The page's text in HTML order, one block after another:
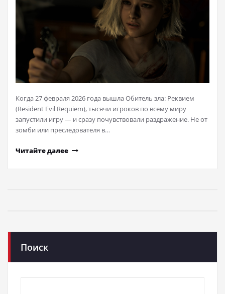
Когда 27 февраля 2026 года вышла Обитель зла: Реквием
(Resident Evil Requiem), тысячи игроков по всему миру
запустили игру — и сразу почувствовали раздражение. Не от
зомби или преследователя в…
Читайте далее
Поиск